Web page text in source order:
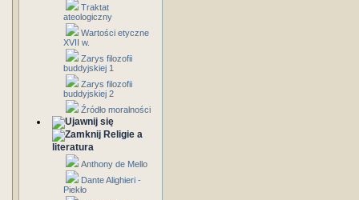
Traktat
ateologiczny
Wartości etyczne
XVII w.
Zarys filozofii
buddyjskiej 1
Zarys filozofii
buddyjskiej 2
Źródło moralności
Religie a
literatura
Anthony de Mello
Dante Alighieri -
Piekło